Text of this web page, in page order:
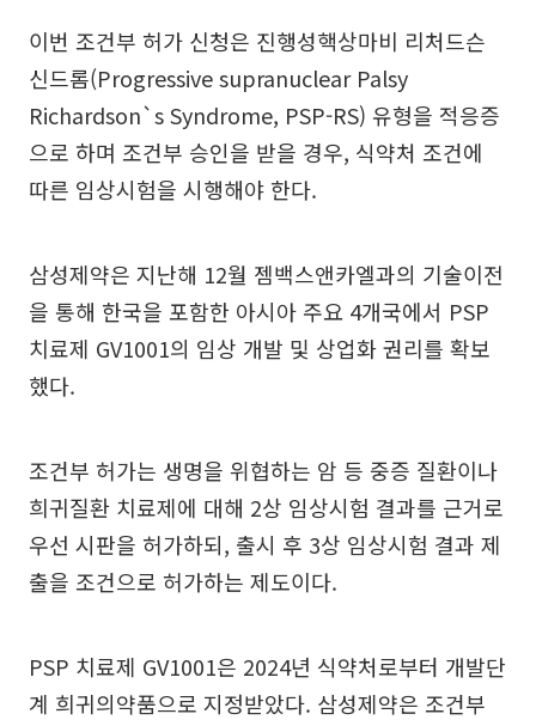
이번 조건부 허가 신청은 진행성핵상마비 리처드슨
신드롬(Progressive supranuclear Palsy
Richardson`s Syndrome, PSP-RS) 유형을 적응증
으로 하며 조건부 승인을 받을 경우, 식약처 조건에
따른 임상시험을 시행해야 한다.
삼성제약은 지난해 12월 젬백스앤카엘과의 기술이전
을 통해 한국을 포함한 아시아 주요 4개국에서 PSP
치료제 GV1001의 임상 개발 및 상업화 권리를 확보
했다.
조건부 허가는 생명을 위협하는 암 등 중증 질환이나
희귀질환 치료제에 대해 2상 임상시험 결과를 근거로
우선 시판을 허가하되, 출시 후 3상 임상시험 결과 제
출을 조건으로 허가하는 제도이다.
PSP 치료제 GV1001은 2024년 식약처로부터 개발단
계 희귀의약품으로 지정받았다. 삼성제약은 조건부